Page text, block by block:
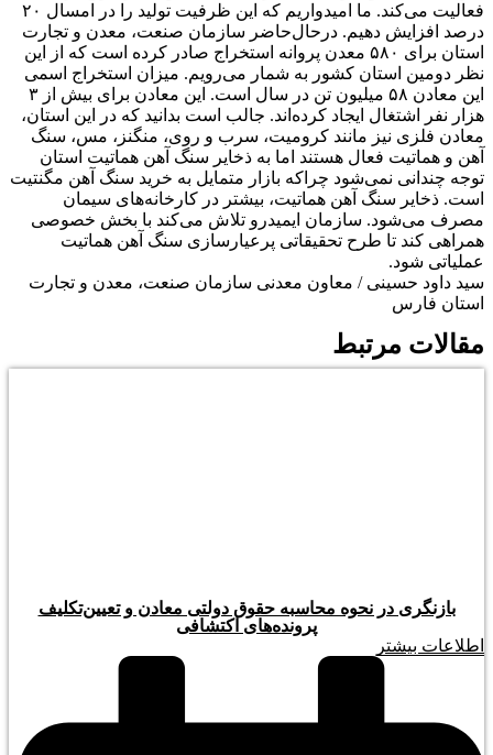
فعالیت می‌کند. ما امیدواریم که این ظرفیت تولید را در امسال ۲۰
درصد افزایش دهیم. درحال‌حاضر سازمان صنعت، معدن و تجارت
استان برای ۵۸۰ معدن پروانه استخراج صادر کرده است که از این
نظر دومین استان کشور به شمار می‌رویم. میزان استخراج اسمی
این معادن ۵۸ میلیون تن در سال است. این معادن برای بیش از ۳
هزار نفر اشتغال ایجاد کرد‌ه‌اند. جالب است بدانید که در این استان،
معادن فلزی نیز مانند کرومیت، سرب و روی، منگنز، مس، سنگ
آهن و هماتیت فعال هستند اما به ذخایر سنگ آهن هماتیت استان
توجه چندانی نمی‌شود چراکه بازار متمایل به خرید سنگ آهن مگنتیت
است. ذخایر سنگ آهن هماتیت، بیشتر در کارخانه‌های سیمان
مصرف می‌شود. سازمان ایمیدرو تلاش می‌کند با بخش خصوصی
همراهی کند تا طرح تحقیقاتی پرعیارسازی سنگ آهن هماتیت
عملیاتی شود.
سید داود حسینی / معاون معدنی سازمان صنعت، معدن و تجارت
استان فارس
مقالات مرتبط
بازنگری در نحوه محاسبه حقوق دولتی معادن و تعیین‌تکلیف
پرونده‌های اکتشافی
اطلاعات بیشتر